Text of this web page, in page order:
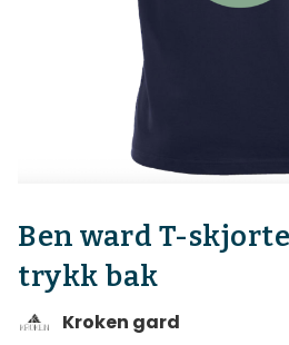
Ben ward T-
trykk bak
Kroken gard